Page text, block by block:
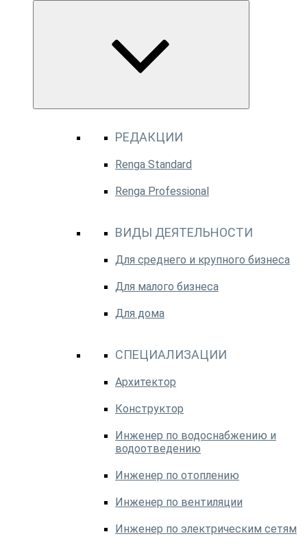
РЕДАКЦИИ
Renga Standard
Renga Professional
ВИДЫ ДЕЯТЕЛЬНОСТИ
Для среднего и крупного бизнеса
Для малого бизнеса
Для дома
СПЕЦИАЛИЗАЦИИ
Архитектор
Конструктор
Инженер по водоснабжению и
водоотведению
Инженер по отоплению
Инженер по вентиляции
Инженер по электрическим сетям